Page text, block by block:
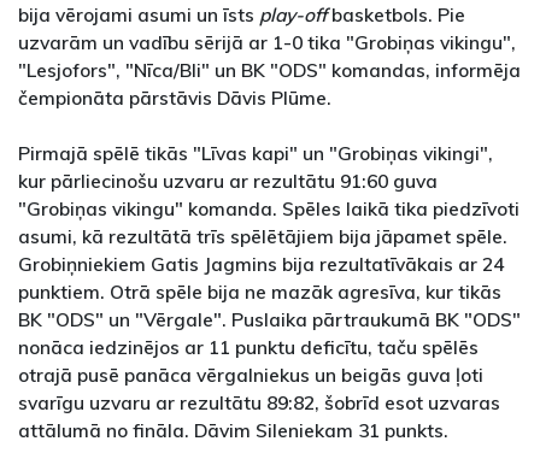
bija vērojami asumi un īsts play-offbasketbols. Pie
uzvarām un vadību sērijā ar 1-0 tika "Grobiņas vikingu",
"Lesjofors", "Nīca/Bli" un BK "ODS" komandas, informēja
čempionāta pārstāvis Dāvis Plūme.
Pirmajā spēlē tikās "Līvas kapi" un "Grobiņas vikingi",
kur pārliecinošu uzvaru ar rezultātu 91:60 guva
"Grobiņas vikingu" komanda. Spēles laikā tika piedzīvoti
asumi, kā rezultātā trīs spēlētājiem bija jāpamet spēle.
Grobiņniekiem Gatis Jagmins bija rezultatīvākais ar 24
punktiem. Otrā spēle bija ne mazāk agresīva, kur tikās
BK "ODS" un "Vērgale". Puslaika pārtraukumā BK "ODS"
nonāca iedzinējos ar 11 punktu deficītu, taču spēlēs
otrajā pusē panāca vērgalniekus un beigās guva ļoti
svarīgu uzvaru ar rezultātu 89:82, šobrīd esot uzvaras
attālumā no fināla. Dāvim Sileniekam 31 punkts.